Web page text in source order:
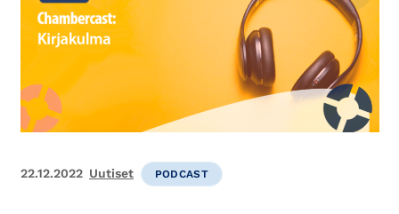
22.12.2022 Uutiset PODCAST